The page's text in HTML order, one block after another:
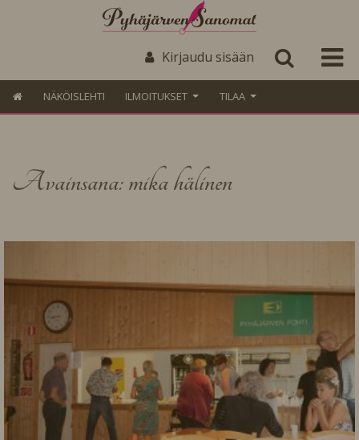
Kirjaudu sisään
NÄKÖISLEHTI ILMOITUKSET TILAA
Avainsana: mika hälinen